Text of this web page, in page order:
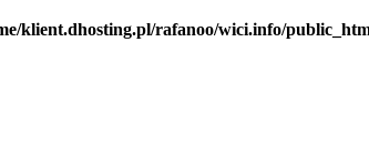
klient.dhosting.pl/rafanoo/wici.info/